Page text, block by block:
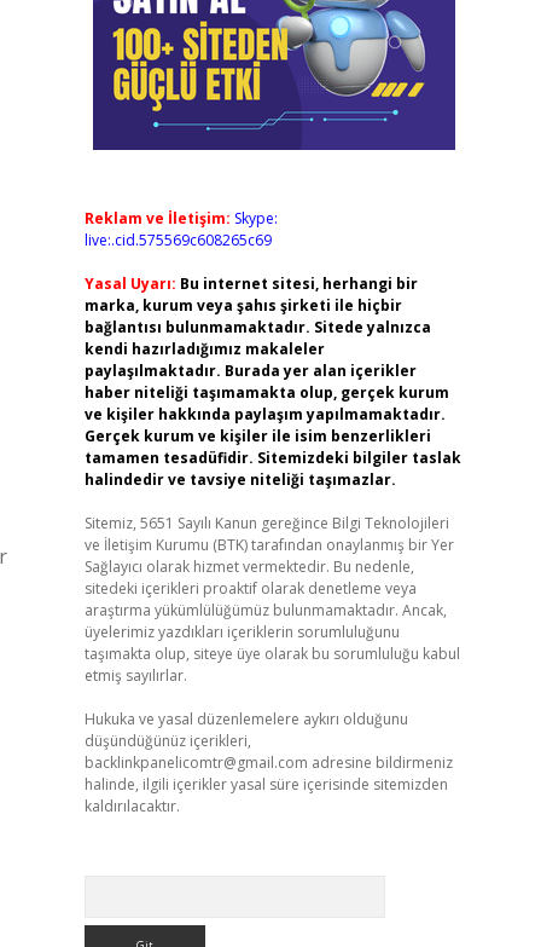
Reklam ve İletişim: Skype:
live:.cid.575569c608265c69
Yasal Uyarı: Bu internet sitesi, herhangi bir
marka, kurum veya şahıs şirketi ile hiçbir
bağlantısı bulunmamaktadır. Sitede yalnızca
kendi hazırladığımız makaleler
paylaşılmaktadır. Burada yer alan içerikler
haber niteliği taşımamakta olup, gerçek kurum
ve kişiler hakkında paylaşım yapılmamaktadır.
Gerçek kurum ve kişiler ile isim benzerlikleri
tamamen tesadüfidir. Sitemizdeki bilgiler taslak
halindedir ve tavsiye niteliği taşımazlar.
Sitemiz, 5651 Sayılı Kanun gereğince Bilgi Teknolojileri
ve İletişim Kurumu (BTK) tarafından onaylanmış bir Yer
Sağlayıcı olarak hizmet vermektedir. Bu nedenle,
sitedeki içerikleri proaktif olarak denetleme veya
araştırma yükümlülüğümüz bulunmamaktadır. Ancak,
üyelerimiz yazdıkları içeriklerin sorumluluğunu
taşımakta olup, siteye üye olarak bu sorumluluğu kabul
etmiş sayılırlar.
Hukuka ve yasal düzenlemelere aykırı olduğunu
düşündüğünüz içerikleri,
backlinkpanelicomtr@gmail.com adresine bildirmeniz
halinde, ilgili içerikler yasal süre içerisinde sitemizden
kaldırılacaktır.